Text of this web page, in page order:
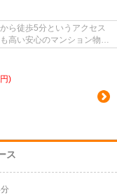
ら徒歩5分というアクセス
高い安心のマンション物件
)
ス